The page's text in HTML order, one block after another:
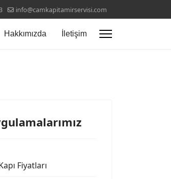
info@camkapitamirservisi.com
Hakkımızda İletişim
Fiyatları